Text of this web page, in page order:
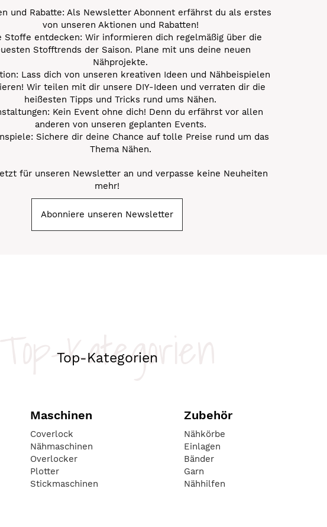
und Rabatte: Als Newsletter Abonnent erfährst du als erstes
von unseren Aktionen und Rabatten!
Stoffe entdecken: Wir informieren dich regelmäßig über die
Stofftrends der Saison. Plane mit uns deine neuen
Nähprojekte.
Lass dich von unseren kreativen Ideen und Nähbeispielen
Wir teilen mit dir unsere DIY-Ideen und verraten dir die
heißesten Tipps und Tricks rund ums Nähen.
Kein Event ohne dich! Denn du erfährst vor allen
anderen von unseren geplanten Events.
Sichere dir deine Chance auf tolle Preise rund um das
Thema Nähen.
für unseren Newsletter an und verpasse keine Neuheiten
mehr!
Abonniere unseren Newsletter
Top-Kategorien
Top-Kategorien
Maschinen
Coverlock
Nähmaschinen
Overlocker
Plotter
Stickmaschinen
Zubehör
Nähkörbe
Einlagen
Bänder
Garn
Nähhilfen